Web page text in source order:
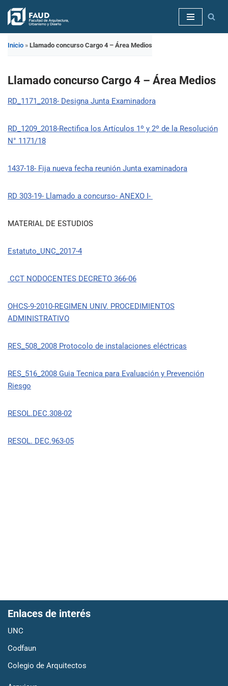
Saltar
Inicio » Llamado concurso Cargo 4 – Área Medios
Llamado concurso Cargo 4 – Área Medios
RD_1171_2018- Designa Junta Examinadora
RD_1209_2018-Rectifica los Artículos 1º y 2º de la Resolución
N° 1171/18
1437-18- Fija nueva fecha reunión Junta examinadora
RD 303-19- Llamado a concurso- ANEXO I-
MATERIAL DE ESTUDIOS
Estatuto_UNC_2017-4
CCT NODOCENTES DECRETO 366-06
OHCS-9-2010-REGIMEN UNIV. PROCEDIMIENTOS
ADMINISTRATIVO
RES_508_2008 Protocolo de instalaciones eléctricas
RES_516_2008 Guia Tecnica para Evaluación y Prevención
Riesgo
RESOL.DEC.308-02
RESOL. DEC.963-05
Enlaces de interés
UNC
Codfaun
Colegio de Arquitectos